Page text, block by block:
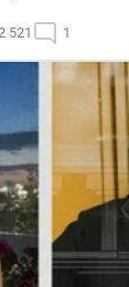
521 1